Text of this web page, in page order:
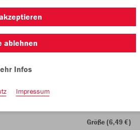
Größe (6,49 €)
ablehnen
Infos
Impressum